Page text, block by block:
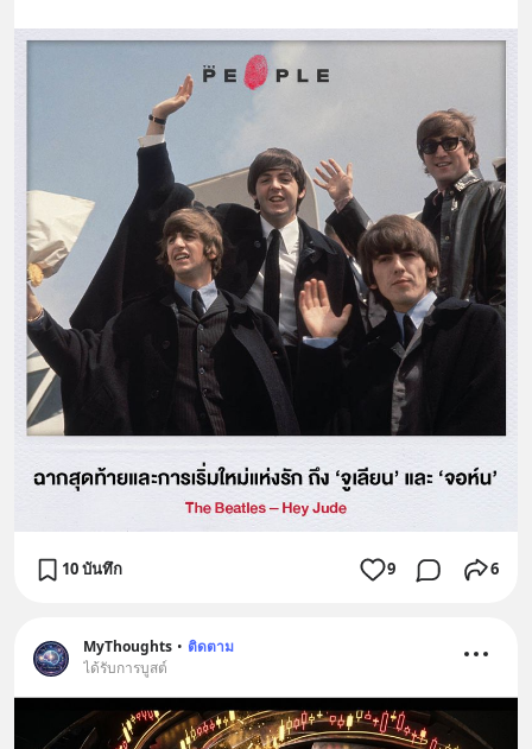
10 บันทึก 9 6
MyThoughts • ติดตาม
ได้รับการบูสต์